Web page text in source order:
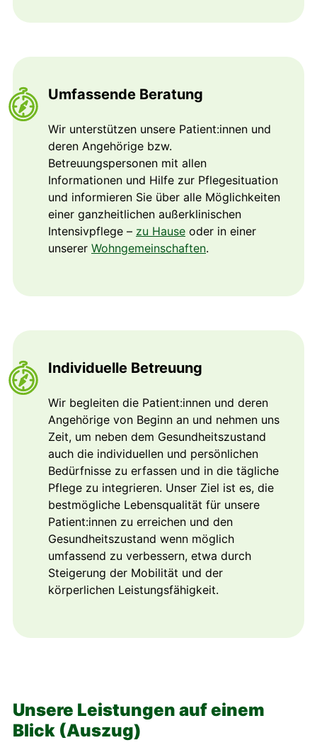
Umfassende Beratung
Wir unterstützen unsere Patient:innen und
deren Angehörige bzw.
Betreuungspersonen mit allen
Informationen und Hilfe zur Pflegesituation
und informieren Sie über alle Möglichkeiten
einer ganzheitlichen außerklinischen
Intensivpflege – zu Hause oder in einer
unserer Wohngemeinschaften.
Individuelle Betreuung
Wir begleiten die Patient:innen und deren
Angehörige von Beginn an und nehmen uns
Zeit, um neben dem Gesundheitszustand
auch die individuellen und persönlichen
Bedürfnisse zu erfassen und in die tägliche
Pflege zu integrieren. Unser Ziel ist es, die
bestmögliche Lebensqualität für unsere
Patient:innen zu erreichen und den
Gesundheitszustand wenn möglich
umfassend zu verbessern, etwa durch
Steigerung der Mobilität und der
körperlichen Leistungsfähigkeit.
Unsere Leistungen auf einem
Blick (Auszug)